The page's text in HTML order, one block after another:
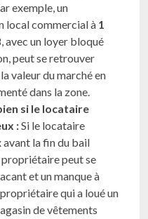
exemple, un
local commercial à 1
avec un loyer bloqué
peut se retrouver
valeur du marché en
dans la zone.
si le locataire
:Si le locataire
la fin du bail
peut se
et un manque à
qui a loué un
de vêtements